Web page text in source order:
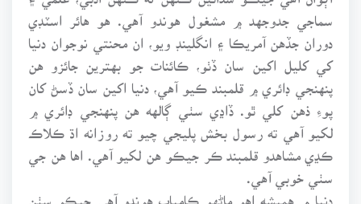
سماجي جدوجهد ۾ مشغول هوندو آهي. هو هائر اسٽڊي
دوران جڏهن آمريڪا ۽ انگلينڊ ويو، ان محنتي نوجوان دنيا
کي کليل اکين سان ڏٺو، ڪائنات جو بهترين جائزو هن
پنهنجي ڊائري ۾ قلمبند ڪيو آهي، دنيا اکين سان ڏسڻ کان
پوءِ ذهن کلي ٿو. ڏاڍي سٺي ڳالهه هن پنهنجي ڊائري ۾
لکيو آهي ته رسول بخش پليجي چيو ته روزانه اڌ ڪلاڪ
ڪڍي مشاهدو قلمبند ڪر جيڪو هن لکيو آهي. اها هن جي
سٺي خوبي آهي.
دنيا ۾ هميشه اهو ماڻهو ڪامياب هوندو آهي جيڪو سٺن